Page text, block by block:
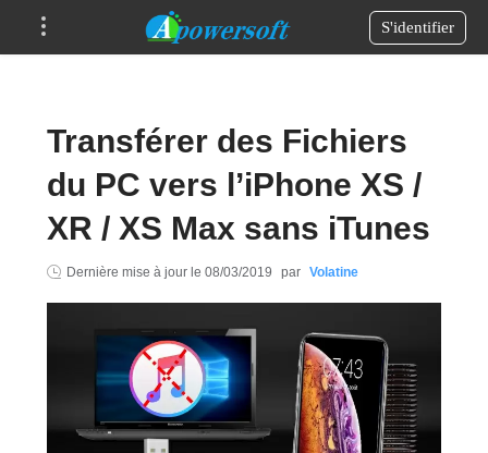
S'identifier
Transférer des Fichiers
du PC vers l’iPhone XS /
XR / XS Max sans iTunes
Dernière mise à jour le 08/03/2019 par Volatine